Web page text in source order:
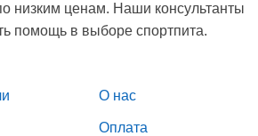
низким ценам. Наши консультанты
помощь в выборе спортпита.
О нас
Оплата